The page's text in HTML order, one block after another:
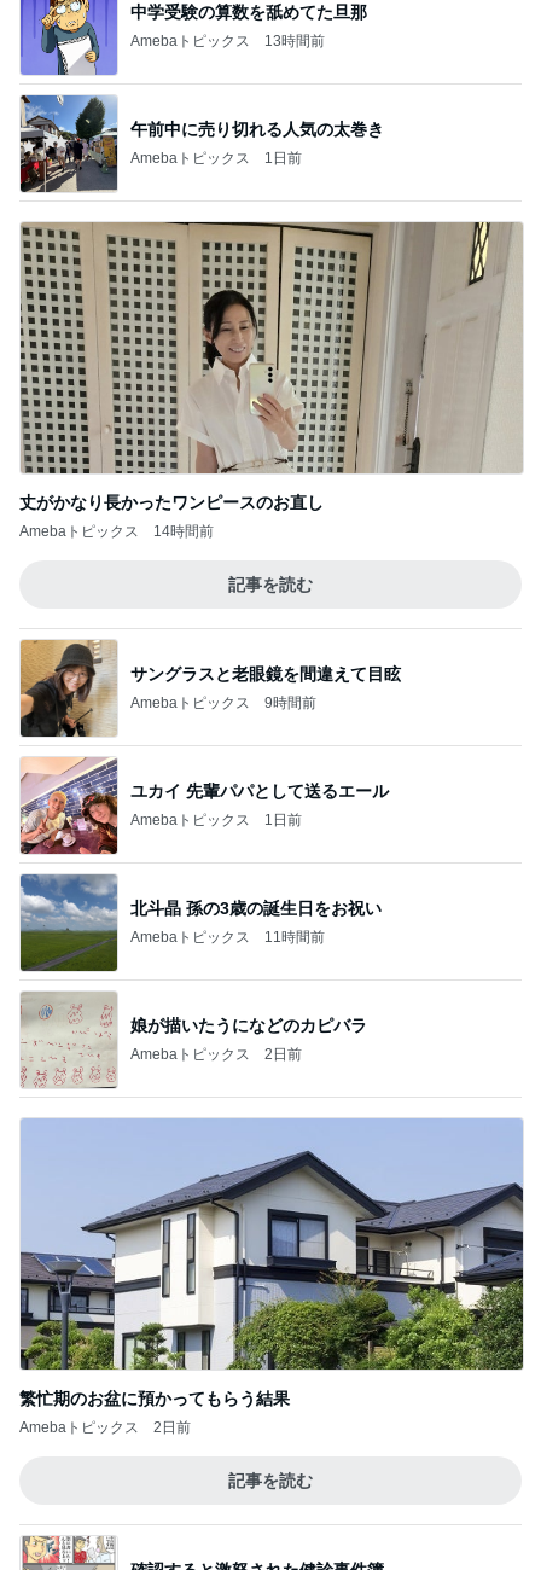
中学受験の算数を舐めてた旦那
Amebaトピックス 13時間前
午前中に売り切れる人気の太巻き
Amebaトピックス 1日前
丈がかなり長かったワンピースのお直し
Amebaトピックス 14時間前
記事を読む
サングラスと老眼鏡を間違えて目眩
Amebaトピックス 9時間前
ユカイ 先輩パパとして送るエール
Amebaトピックス 1日前
北斗晶 孫の3歳の誕生日をお祝い
Amebaトピックス 11時間前
娘が描いたうになどのカピバラ
Amebaトピックス 2日前
繁忙期のお盆に預かってもらう結果
Amebaトピックス 2日前
記事を読む